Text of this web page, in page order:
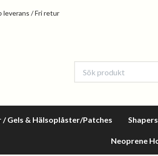
leverans / Fri retur
/ Gels & Hälsoplåster/Patches Shapers
Neoprene